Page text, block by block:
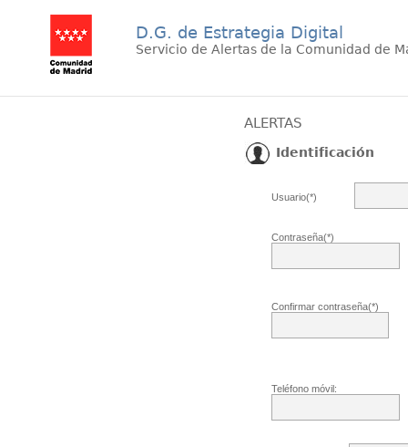
D.G. de Estrategia Digital
Servicio de Alertas de la Comunidad de
ALERTAS
Identificación
Usuario(*)
Contraseña(*)
Confirmar contraseña(*)
Teléfono móvil: